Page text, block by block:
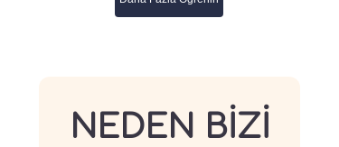
NEDEN BİZİ